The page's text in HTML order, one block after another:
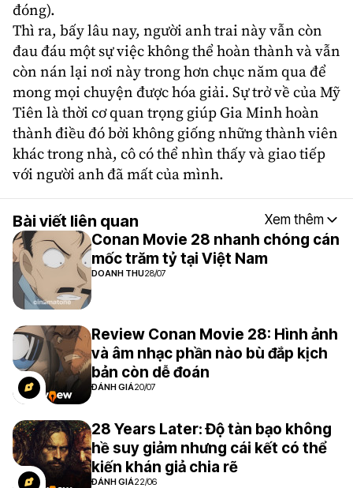
đóng).
Thì ra, bấy lâu nay, người anh trai này vẫn còn
đau đáu một sự việc không thể hoàn thành và vẫn
còn nán lại nơi này trong hơn chục năm qua để
mong mọi chuyện được hóa giải. Sự trở về của Mỹ
Tiên là thời cơ quan trọng giúp Gia Minh hoàn
thành điều đó bởi không giống những thành viên
khác trong nhà, cô có thể nhìn thấy và giao tiếp
với người anh đã mất của mình.
Bài viết liên quan Xem thêm
Conan Movie 28 nhanh chóng cán
mốc trăm tỷ tại Việt Nam
DOANH THU28/07
Review Conan Movie 28: Hình ảnh
và âm nhạc phần nào bù đắp kịch
bản còn dễ đoán
ĐÁNH GIÁ20/07
28 Years Later: Độ tàn bạo không
hề suy giảm nhưng cái kết có thể
kiến khán giả chia rẽ
ĐÁNH GIÁ22/06